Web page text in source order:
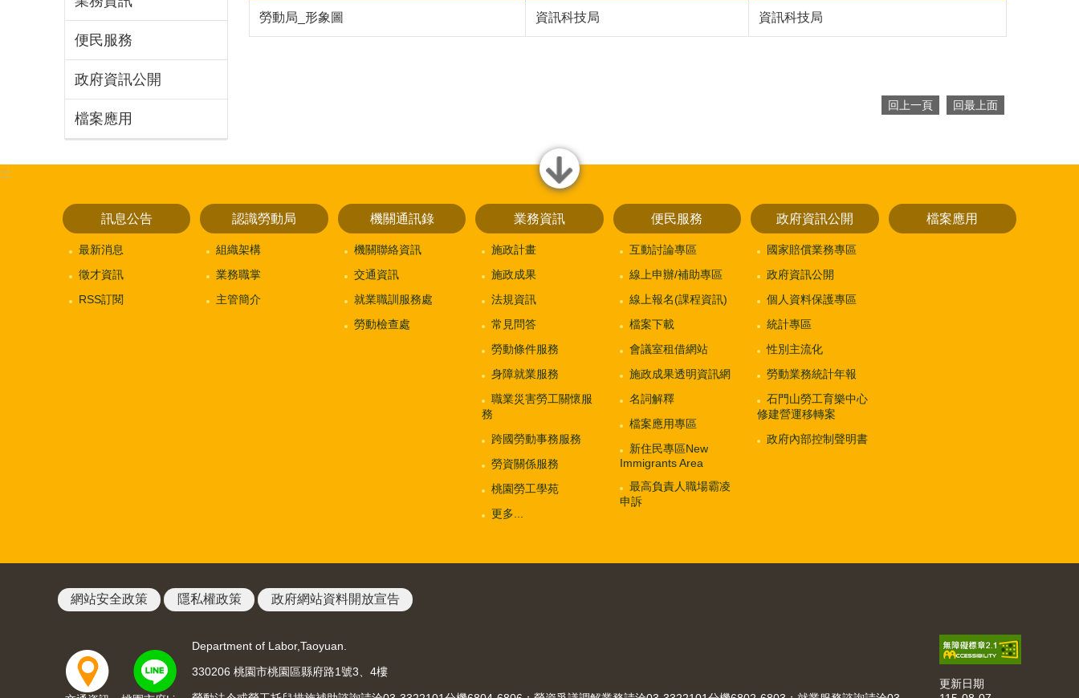
便民服務
政府資訊公開
檔案應用
勞動局_形象圖 資訊科技局 資訊科技局
回上一頁 回最上面
close
:::
訊息公告
最新消息
徵才資訊
RSS訂閱
認識勞動局
組織架構
業務職掌
主管簡介
機關通訊錄
機關聯絡資訊
交通資訊
就業職訓服務處
勞動檢查處
業務資訊
施政計畫
施政成果
法規資訊
常見問答
勞動條件服務
身障就業服務
職業災害勞工關懷服
務
跨國勞動事務服務
勞資關係服務
桃園勞工學苑
更多...
便民服務
互動討論專區
線上申辦/補助專區
線上報名(課程資訊)
檔案下載
會議室租借網站
施政成果透明資訊網
名詞解釋
檔案應用專區
新住民專區New
Immigrants Area
最高負責人職場霸凌
申訴
政府資訊公開
國家賠償業務專區
政府資訊公開
個人資料保護專區
統計專區
性別主流化
勞動業務統計年報
石門山勞工育樂中心
修建營運移轉案
政府內部控制聲明書
檔案應用
網站安全政策 隱私權政策 政府網站資料開放宣告
Department of Labor,Taoyuan.
330206 桃園市桃園區縣府路1號3、4樓
更新日期